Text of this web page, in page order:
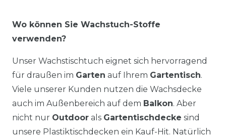
Wo können Sie Wachstuch-Stoffe
verwenden?
Unser Wachstischtuch eignet sich hervorragend
für draußen im Garten auf Ihrem Gartentisch.
Viele unserer Kunden nutzen die Wachsdecke
auch im Außenbereich auf dem Balkon. Aber
nicht nur Outdoor als Gartentischdecke sind
unsere Plastiktischdecken ein Kauf-Hit. Natürlich